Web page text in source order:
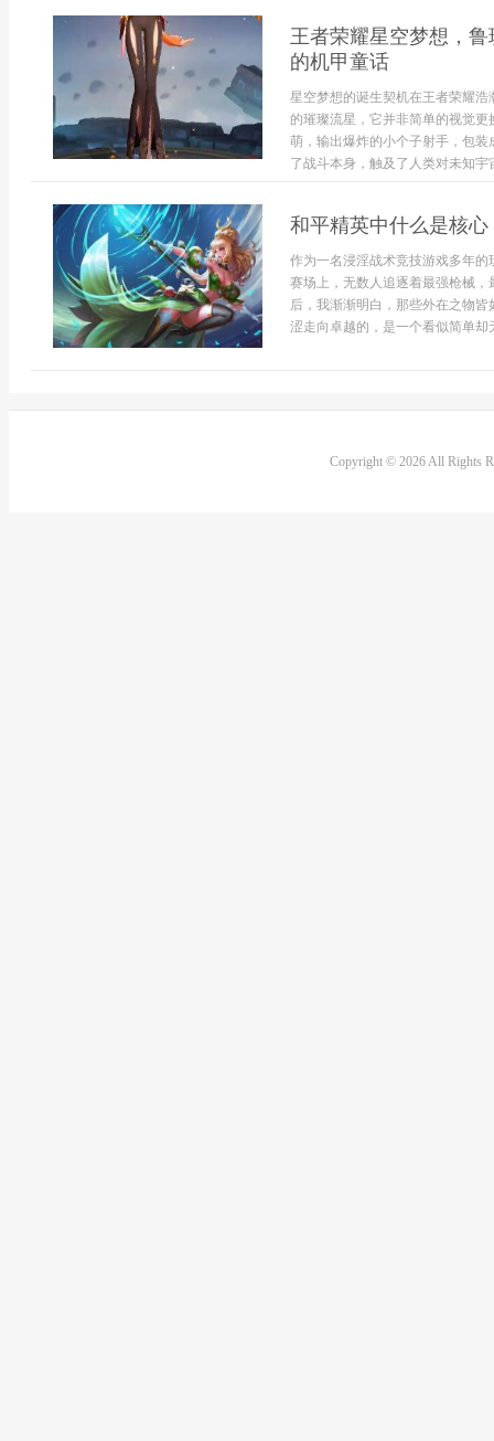
王者荣耀星空梦想，
的机甲童话
星空梦想的诞生契机在王者荣耀
的璀璨流星，它并非简单的视觉
萌，输出爆炸的小个子射手，包
了战斗本身，触及了人类对未知
和平精英中什么是核
作为一名浸淫战术竞技游戏多年
赛场上，无数人追逐着最强枪械
后，我渐渐明白，那些外在之物
涩走向卓越的，是一个看似简单
Copyright © 2026 All Rights